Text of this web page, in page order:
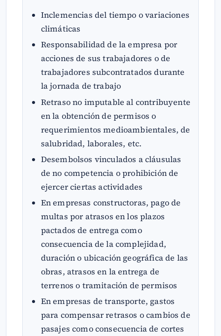
Inclemencias del tiempo o variaciones
climáticas
Responsabilidad de la empresa por
acciones de sus trabajadores o de
trabajadores subcontratados durante
la jornada de trabajo
Retraso no imputable al contribuyente
en la obtención de permisos o
requerimientos medioambientales, de
salubridad, laborales, etc.
Desembolsos vinculados a cláusulas
de no competencia o prohibición de
ejercer ciertas actividades
En empresas constructoras, pago de
multas por atrasos en los plazos
pactados de entrega como
consecuencia de la complejidad,
duración o ubicación geográfica de las
obras, atrasos en la entrega de
terrenos o tramitación de permisos
En empresas de transporte, gastos
para compensar retrasos o cambios de
pasajes como consecuencia de cortes